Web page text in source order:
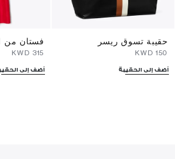
حقيبة تسوق ريسر
أضف إلى الحقيبة
فستان من
أضف إلى